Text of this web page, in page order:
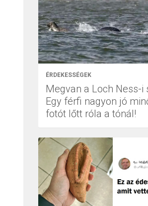
ÉRDEKESSÉGEK
Megvan a Loch Ness-i
Egy férfi nagyon jó
fotót lőtt róla a tónál!